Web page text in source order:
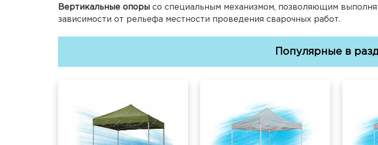
Вертикальные опоры со специальным механизмом, позволяющим
зависимости от рельефа местности проведения сварочных работ.
Популярные в